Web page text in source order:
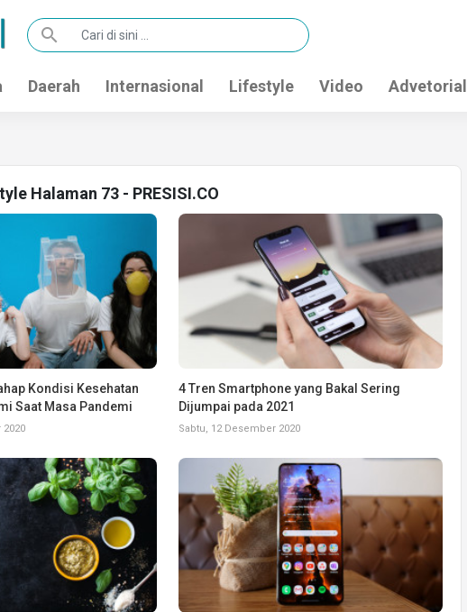
search
Daerah Internasional Lifestyle Video Advetorial
Halaman 73 - PRESISI.CO
Kondisi Kesehatan
Saat Masa Pandemi
4 Tren Smartphone yang Bakal Sering
Dijumpai pada 2021
Sabtu, 12 Desember 2020